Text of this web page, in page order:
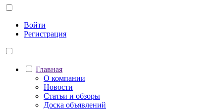
Войти
Регистрация
Главная
О компании
Новости
Статьи и обзоры
Доска объявлений